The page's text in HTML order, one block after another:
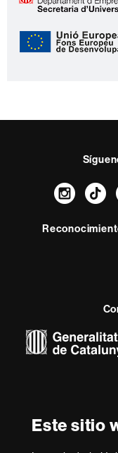
Este sitio
web